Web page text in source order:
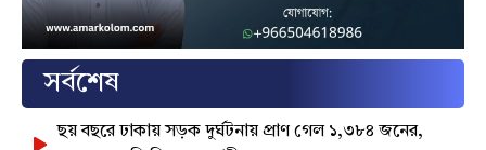
সর্বশেষ
ছয় বছরে ঢাকায় সড়ক দুর্ঘটনায় প্রাণ গেল ১,৩৮৪ জনের,